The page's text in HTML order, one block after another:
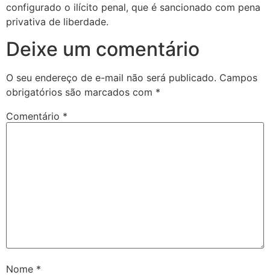
configurado o ilícito penal, que é sancionado com pena
privativa de liberdade.
Deixe um comentário
O seu endereço de e-mail não será publicado. Campos
obrigatórios são marcados com *
Comentário *
Nome *